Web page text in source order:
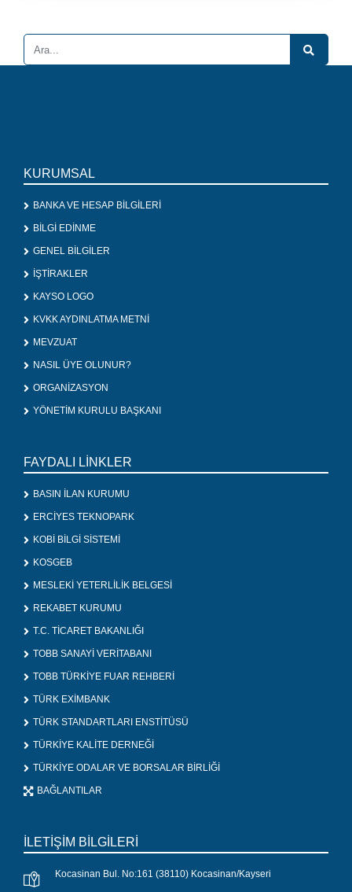
KURUMSAL
BANKA VE HESAP BİLGİLERİ
BİLGİ EDİNME
GENEL BİLGİLER
İŞTİRAKLER
KAYSO LOGO
KVKK AYDINLATMA METNİ
MEVZUAT
NASIL ÜYE OLUNUR?
ORGANİZASYON
YÖNETİM KURULU BAŞKANI
FAYDALI LİNKLER
BASIN İLAN KURUMU
ERCİYES TEKNOPARK
KOBİ BİLGİ SİSTEMİ
KOSGEB
MESLEKİ YETERLİLİK BELGESİ
REKABET KURUMU
T.C. TİCARET BAKANLIĞI
TOBB SANAYİ VERİTABANI
TOBB TÜRKİYE FUAR REHBERİ
TÜRK EXİMBANK
TÜRK STANDARTLARI ENSTİTÜSÜ
TÜRKİYE KALİTE DERNEĞİ
TÜRKİYE ODALAR VE BORSALAR BİRLİĞİ
BAĞLANTILAR
İLETİŞİM BİLGİLERİ
Kocasinan Bul. No:161 (38110) Kocasinan/Kayseri